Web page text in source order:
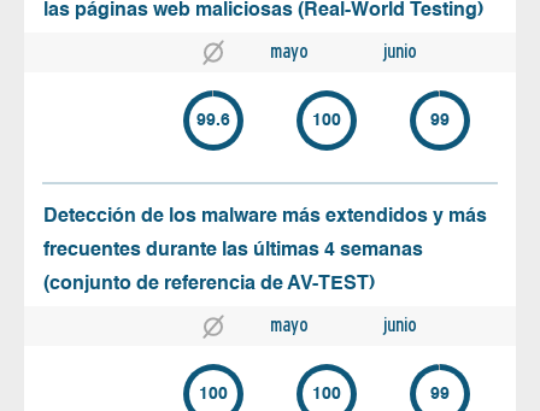
las páginas web maliciosas (Real-World Testing)
mayo junio
99.6 100 99
Detección de los malware más extendidos y más
frecuentes durante las últimas 4 semanas
(conjunto de referencia de AV-TEST)
mayo junio
100 100 99